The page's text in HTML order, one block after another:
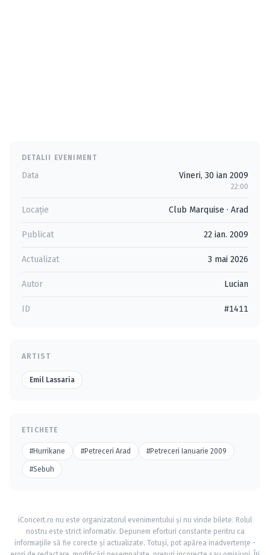
DETALII EVENIMENT
Data Vineri, 30 ian 2009
22:00
Locație Club Marquise · Arad
Publicat 22 ian. 2009
Actualizat 3 mai 2026
Autor Lucian
ID #1411
ARTIST
Emil Lassaria
ETICHETE
#Hurrikane #Petreceri Arad #Petreceri Ianuarie 2009
#Sebuh
iConcert.ro nu este organizatorul evenimentului și nu vinde bilete. Rolul
nostru este strict informativ. Depunem eforturi constante pentru ca
informațiile să fie corecte și actualizate. Totuși, pot apărea inadvertențe -